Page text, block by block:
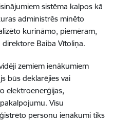
sistēma kalpos kā
administrēs minēto
kurināmo, piemēram,
direktore Baiba Vītoliņa.
zemiem ienākumiem
būs deklarējies vai
elektroenerģijas,
Visu
personu ienākumi tiks